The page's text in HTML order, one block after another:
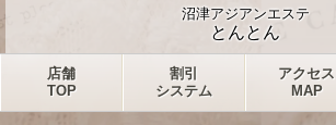
沼津アジアンエステ
とんとん
店舗
TOP
割引
システム
アクセス
MAP